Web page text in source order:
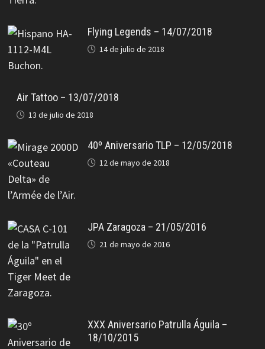
Flying Legends – 14/07/2018
14 de julio de 2018
Air Tattoo – 13/07/2018
13 de julio de 2018
40º Aniversario TLP – 12/05/2018
12 de mayo de 2018
JPA Zaragoza – 21/05/2016
21 de mayo de 2016
XXX Aniversario Patrulla Águila –
18/10/2015